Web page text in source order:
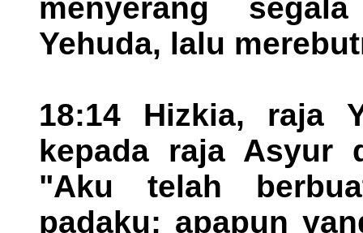
menyerang
Yehuda, lalu
18:14 Hizkia, raja
kepada raja Asyur
"Aku telah
padaku; apapun